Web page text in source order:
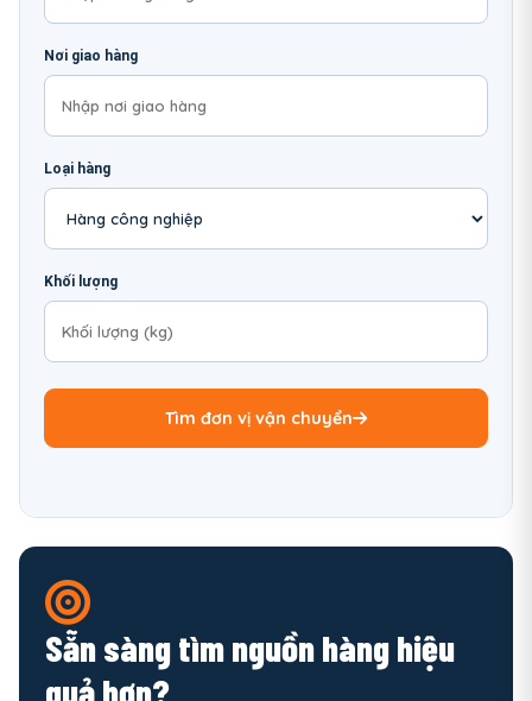
Nơi giao hàng
Loại hàng
Khối lượng
Tìm đơn vị vận chuyển
Sẵn sàng tìm nguồn hàng hiệu
quả hơn?